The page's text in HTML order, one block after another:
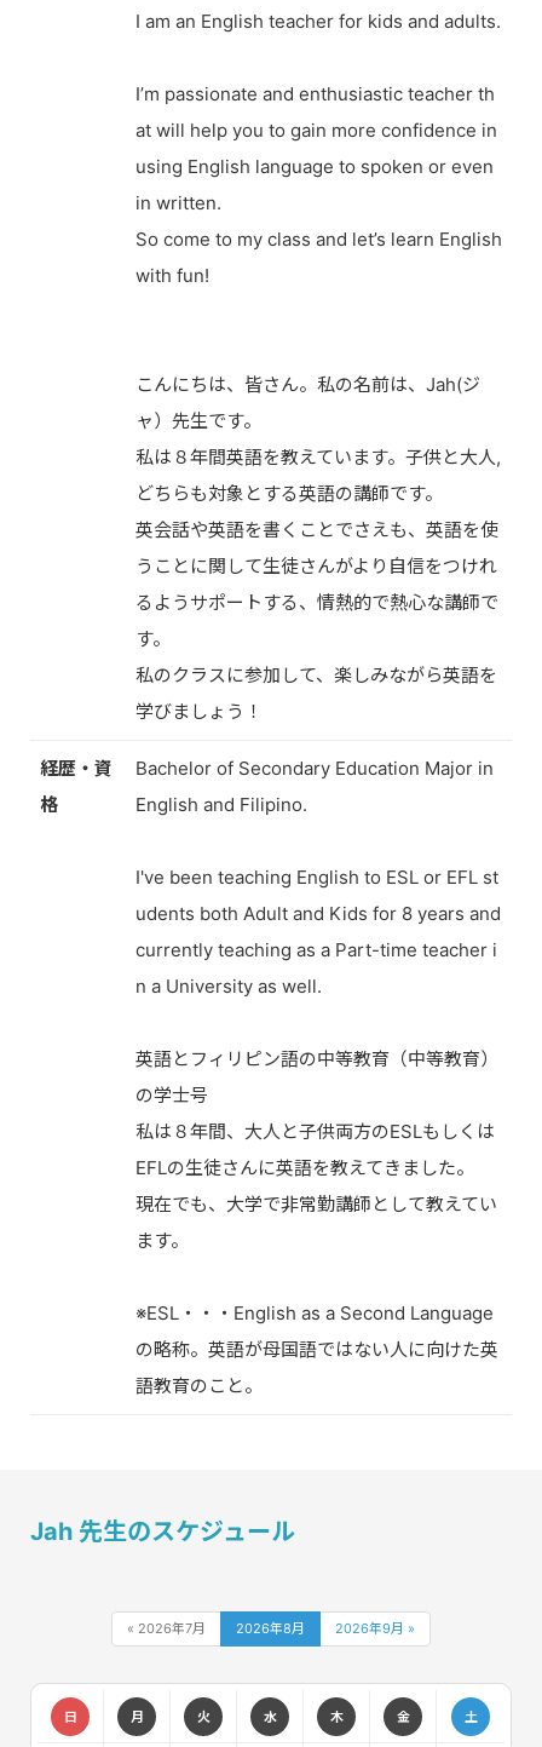
I am an English teacher for kids and adults.
I’m passionate and enthusiastic teacher th
at will help you to gain more confidence in
using English language to spoken or even
in written.
So come to my class and let’s learn English
with fun!
こんにちは、皆さん。私の名前は、Jah(ジ
ャ）先生です。
私は８年間英語を教えています。子供と大人,
どちらも対象とする英語の講師です。
英会話や英語を書くことでさえも、英語を使
うことに関して生徒さんがより自信をつけれ
るようサポートする、情熱的で熱心な講師で
す。
私のクラスに参加して、楽しみながら英語を
学びましょう！
経歴・資
格
Bachelor of Secondary Education Major in
English and Filipino.
I've been teaching English to ESL or EFL st
udents both Adult and Kids for 8 years and
currently teaching as a Part-time teacher i
n a University as well.
英語とフィリピン語の中等教育（中等教育）
の学士号
私は８年間、大人と子供両方のESLもしくは
EFLの生徒さんに英語を教えてきました。
現在でも、大学で非常勤講師として教えてい
ます。
※ESL・・・English as a Second Language
の略称。英語が母国語ではない人に向けた英
語教育のこと。
Jah 先生のスケジュール
« 2026年7月 2026年8月 2026年9月 »
日 月 火 水 木 金 土